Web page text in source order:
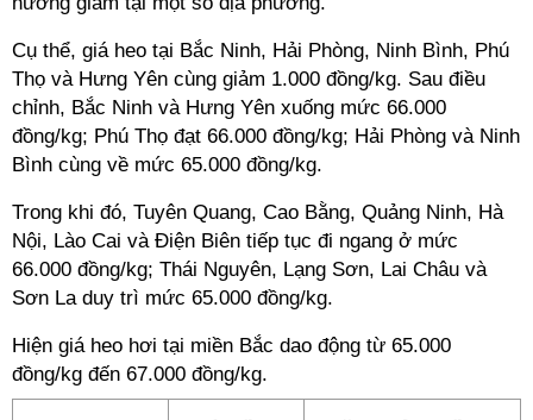
Cụ thể, giá heo tại Bắc Ninh, Hải Phòng, Ninh Bình, Phú
Thọ và Hưng Yên cùng giảm 1.000 đồng/kg. Sau điều
chỉnh, Bắc Ninh và Hưng Yên xuống mức 66.000
đồng/kg; Phú Thọ đạt 66.000 đồng/kg; Hải Phòng và Ninh
Bình cùng về mức 65.000 đồng/kg.
Trong khi đó, Tuyên Quang, Cao Bằng, Quảng Ninh, Hà
Nội, Lào Cai và Điện Biên tiếp tục đi ngang ở mức
66.000 đồng/kg; Thái Nguyên, Lạng Sơn, Lai Châu và
Sơn La duy trì mức 65.000 đồng/kg.
Hiện giá heo hơi tại miền Bắc dao động từ 65.000
đồng/kg đến 67.000 đồng/kg.